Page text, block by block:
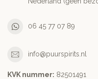
06 45 77 07 89
info@puurspirits.nl
KVK nummer: 82501491